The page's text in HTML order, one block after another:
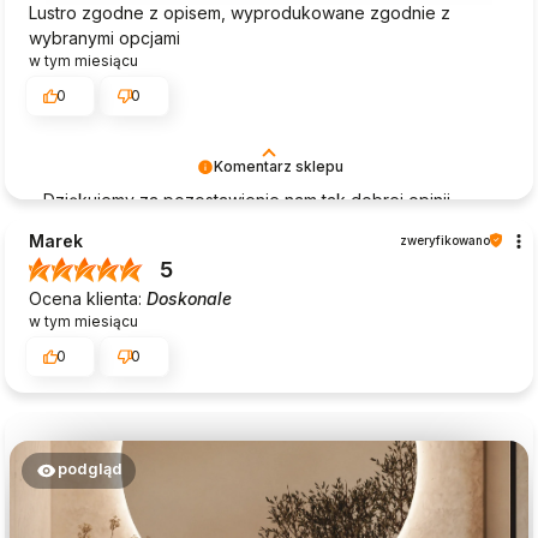
Komentarz sklepu
Dziękujemy za pozostawienie nam tak dobrej opinii.
recenzja potwierdza nasze wysiłki - dziękujemy raz
jeszcze i mamy nadzieję - do szybkiego zobaczenia!
Lustro zgodne z opisem, wyprodukowane zgodnie z
wybranymi opcjami
w tym miesiącu
0
0
Marek zweryfikowano
5
Ocena klienta: Doskonale
w tym miesiącu
0
0
podgląd